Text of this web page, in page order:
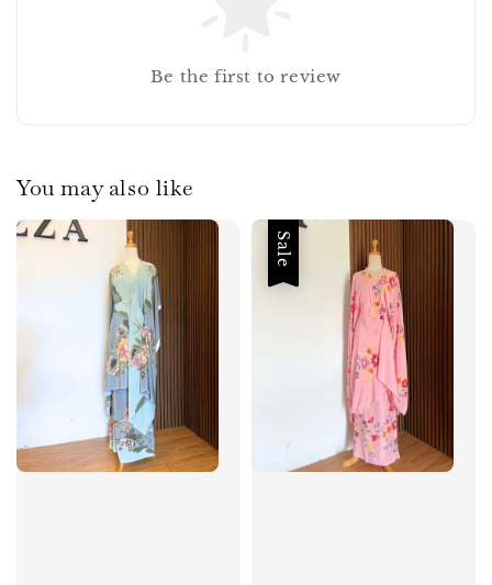
Be the first to review
You may also like
Sale